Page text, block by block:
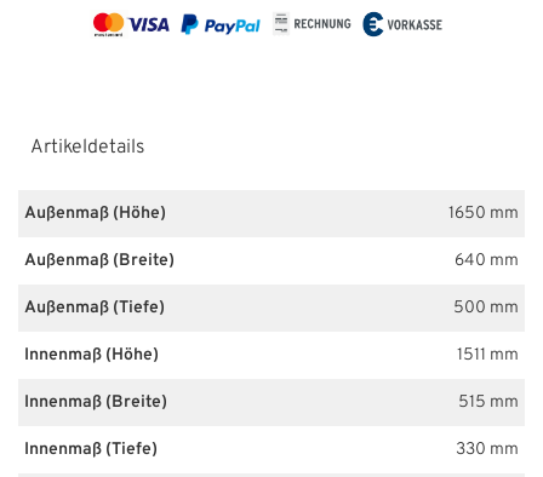
Artikeldetails
Außenmaß (Höhe) 1650 mm
Außenmaß (Breite) 640 mm
Außenmaß (Tiefe) 500 mm
Innenmaß (Höhe) 1511 mm
Innenmaß (Breite) 515 mm
Innenmaß (Tiefe) 330 mm